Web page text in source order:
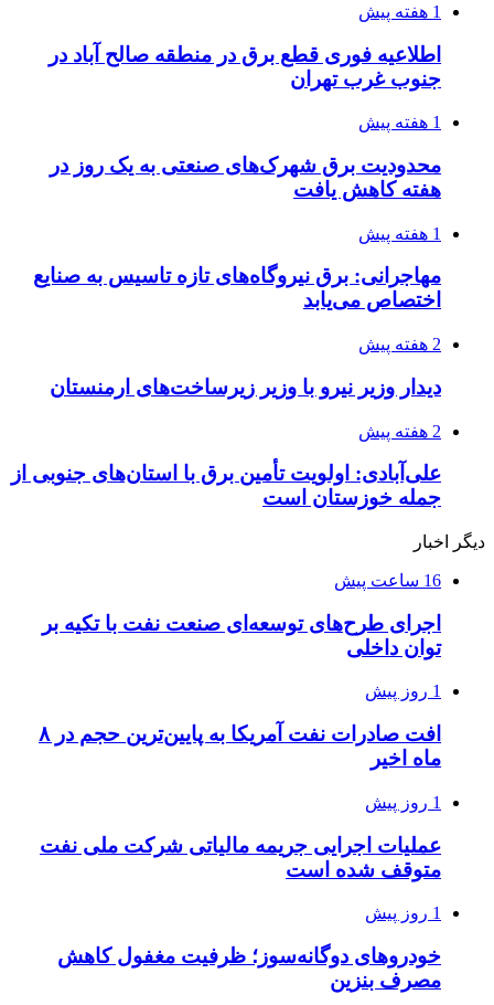
1 هفته پیش
اطلاعیه فوری قطع برق در منطقه صالح آباد در
جنوب غرب تهران
1 هفته پیش
محدودیت برق شهرک‌های صنعتی به یک روز در
هفته کاهش یافت
1 هفته پیش
مهاجرانی: برق نیروگاه‌های تازه تاسیس به صنایع
اختصاص می‌یابد
2 هفته پیش
دیدار وزیر نیرو با وزیر زیرساخت‌های ارمنستان
2 هفته پیش
علی‌آبادی: اولویت تأمین برق با استان‌های جنوبی از
جمله خوزستان است
دیگر اخبار
16 ساعت پیش
اجرای طرح‌های توسعه‌ای صنعت نفت با تکیه بر
توان داخلی
1 روز پیش
افت صادرات نفت آمریکا به پایین‌ترین حجم در ۸
ماه اخیر
1 روز پیش
عملیات اجرایی جریمه مالیاتی شرکت ملی نفت
متوقف شده است
1 روز پیش
خودروهای دوگانه‌سوز؛ ظرفیت مغفول کاهش
مصرف بنزین